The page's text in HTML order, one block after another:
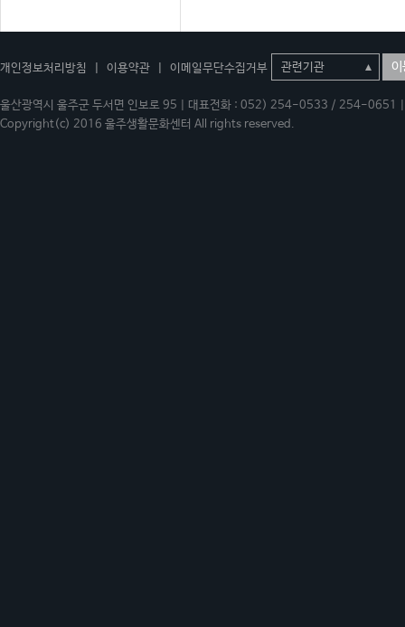
개인정보처리방침 이용약관 이메일무단수집거부 이
울산광역시 울주군 두서면 인보로 95 | 대표전화 : 052) 254-0533 / 254-
Copyright(c) 2016 울주생활문화센터 All rights reserved.